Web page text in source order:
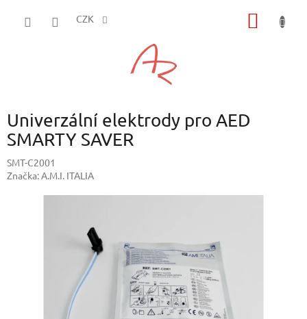
CZK
Univerzální elektrody pro AED
SMARTY SAVER
SMT-C2001
Značka:A.M.I. ITALIA